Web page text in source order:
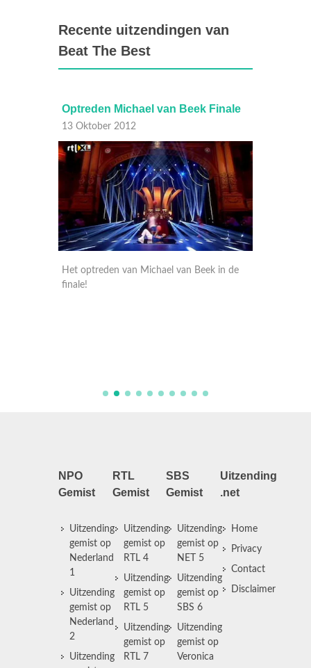
Recente uitzendingen van
Beat The Best
Optreden Michael van Beek Finale
13 Oktober 2012
Het optreden van Michael van Beek in de
finale!
NPO
Gemist
Uitzending
gemist op
Nederland
1
Uitzending
gemist op
Nederland
2
Uitzending
RTL
Gemist
Uitzending
gemist op
RTL 4
Uitzending
gemist op
RTL 5
Uitzending
gemist op
RTL 7
SBS
Gemist
Uitzending
gemist op
NET 5
Uitzending
gemist op
SBS 6
Uitzending
gemist op
Veronica
Uitzending
.net
Home
Privacy
Contact
Disclaimer